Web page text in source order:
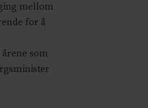
mellom
for å
som